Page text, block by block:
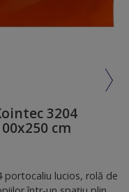
3204
cm
lucios, rolă de